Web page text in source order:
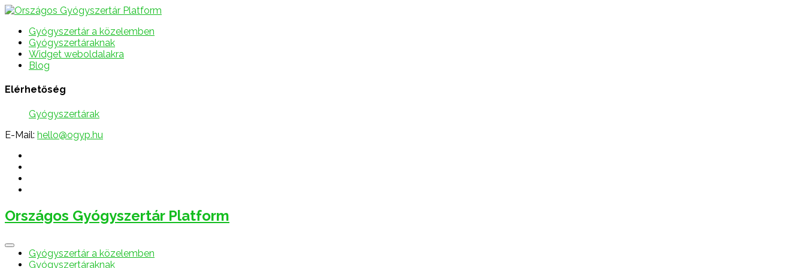
Gyógyszertár a közelemben
Gyógyszertáraknak
Widget weboldalakra
Blog
Elérhetőség
Gyógyszertárak
E-Mail: hello@ogyp.hu
Országos Gyógyszertár Platform
Gyógyszertár a közelemben
Gyógyszertáraknak